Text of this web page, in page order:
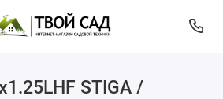
STIGA /